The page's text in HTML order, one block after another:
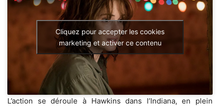
Cliquez pour accepter les cookies
marketing et activer ce contenu
L’action se déroule à Hawkins dans l’Indiana, en plein